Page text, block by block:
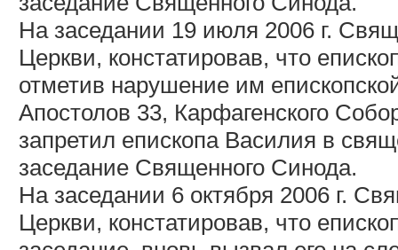
На заседании 19 июля 2006 г.
Церкви, констатировав, что
отметив нарушение им
Апостолов 33, Карфагенского
запретил епископа Василия в
заседание Священного Синода.
На заседании 6 октября 2006 г.
Церкви, констатировав, что